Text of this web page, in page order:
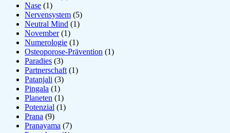
Nase (1)
Nervensystem (5)
Neutral Mind (1)
November(1)
Numerologie (1)
Osteoporose-Prävention (1)
Paradies (3)
Partnerschaft (1)
Patanjali (3)
Pingala (1)
Planeten (1)
Potenzial (1)
Prana (9)
Pranayama (7)